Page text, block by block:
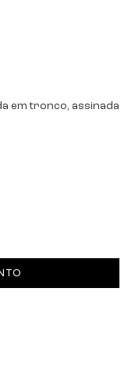
em tronco, assinada